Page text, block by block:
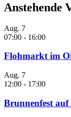
Anstehende
Aug. 7
07:00 - 16:00
Flohmarkt im
Aug. 7
12:00 - 17:00
Brunnenfest